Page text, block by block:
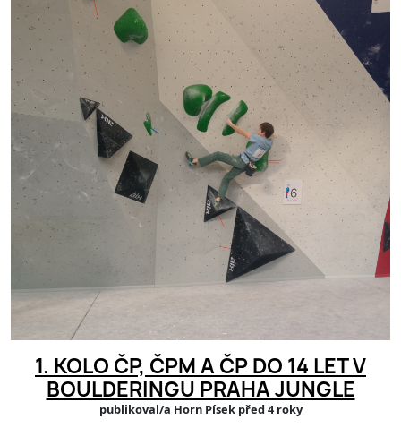
1. KOLO ČP, ČPM A ČP DO 14 LET V
BOULDERINGU PRAHA JUNGLE
publikoval/a Horn Písek před 4 roky